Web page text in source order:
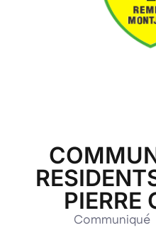
PIERRE
Communiqué